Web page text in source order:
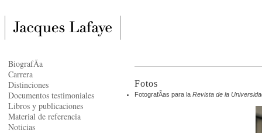
Fotos
FotografÃ­as para la Revista de la
BiografÃ­a
Carrera
Distinciones
Documentos testimoniales
Libros y publicaciones
Material de referencia
Noticias